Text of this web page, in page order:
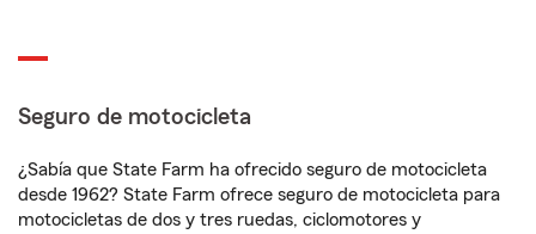
Seguro de motocicleta
¿Sabía que State Farm ha ofrecido seguro de motocicleta
desde 1962? State Farm ofrece seguro de motocicleta para
motocicletas de dos y tres ruedas, ciclomotores y